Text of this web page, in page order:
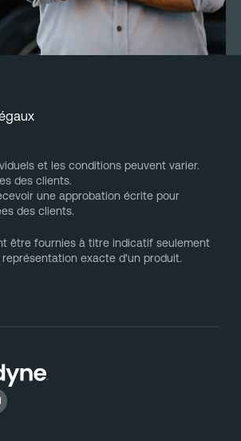
et les conditions peuvent varier.
des clients.
une approbation écrite pour
des clients.
être fournies à titre indicatif seulement
exacte d'un produit.